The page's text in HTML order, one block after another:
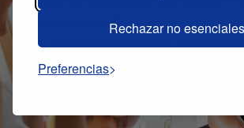
Rechazar no esenciales
Preferencias
Da el primer paso hacia una
equilibrada – con un plan hecho